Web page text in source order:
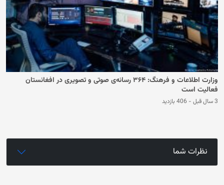
وزارت اطلاعات و فرهنگ: ۳۶۴ رسانه‌‌ی صوتی و تصویری در افغانستان
فعالیت است
3 سال قبل - 406 بازدید
نظرات شما